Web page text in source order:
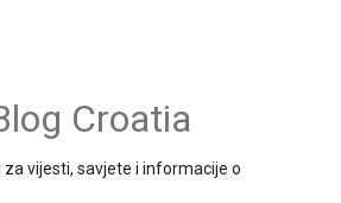
Croatia
za vijesti, savjete i informacije o